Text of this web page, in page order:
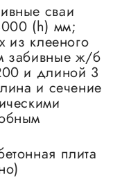
сваи
(h) мм;
из клееного
забивные ж/б
и длиной 3
и сечение
плита